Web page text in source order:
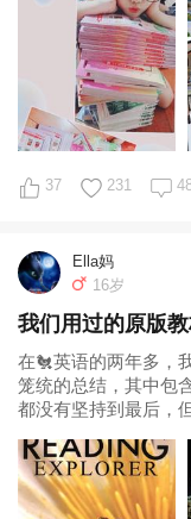
37 231
Ella妈
16岁
我们用过的原版
在🐔英语的两年多，
笼统的总结，其中包
都没有坚持到最后，